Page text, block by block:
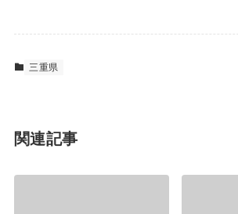
三重県
関連記事